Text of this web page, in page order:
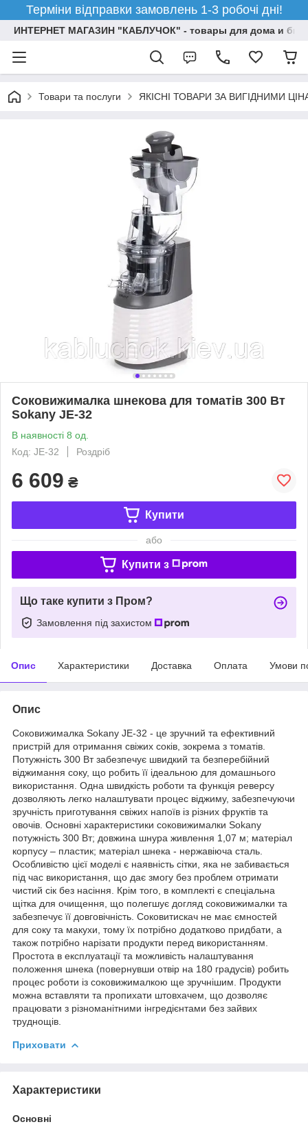
Терміни відправки замовлень 1-3 робочі дні!
ИНТЕРНЕТ МАГАЗИН "КАБЛУЧОК" - товары для дома и
Товари та послуги ЯКІСНІ ТОВАРИ ЗА ВИГІДНИМИ
Соковижималка шнекова для томатів 300 Вт
Sokany JE-32
В наявності 8 од.
Код: JE-32
Роздріб
6 609 ₴
Купити
або
Купити з
Що таке купити з Пром?
Замовлення під захистом
Опис Характеристики Доставка Оплата Умови
Опис
Соковижималка Sokany JE-32 - це зручний та ефективний
пристрій для отримання свіжих соків, зокрема з томатів.
Потужність 300 Вт забезпечує швидкий та безперебійний
віджимання соку, що робить її ідеальною для домашнього
використання. Одна швидкість роботи та функція реверсу
дозволяють легко налаштувати процес віджиму, забезпечуючи
зручність приготування свіжих напоїв із різних фруктів та
овочів. Основні характеристики соковижималки Sokany
потужність 300 Вт; довжина шнура живлення 1,07 м; матеріал
корпусу – пластик; матеріал шнека - нержавіюча сталь.
Особливістю цієї моделі є наявність сітки, яка не забивається
під час використання, що дає змогу без проблем отримати
чистий сік без насіння. Крім того, в комплекті є спеціальна
щітка для очищення, що полегшує догляд соковижималки та
забезпечує її довговічність. Соковитискач не має ємностей
для соку та макухи, тому їх потрібно додатково придбати, а
також потрібно нарізати продукти перед використанням.
Простота в експлуатації та можливість налаштування
положення шнека (повернувши отвір на 180 градусів) робить
процес роботи із соковижималкою ще зручнішим. Продукти
можна вставляти та пропихати штовхачем, що дозволяє
працювати з різноманітними інгредієнтами без зайвих
труднощів.
Приховати
Характеристики
Основні